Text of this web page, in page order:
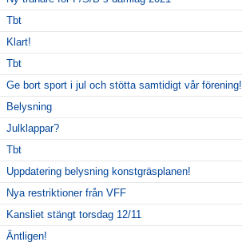
Tbt
Klart!
Tbt
Ge bort sport i jul och stötta samtidigt vår förening!
Belysning
Julklappar?
Tbt
Uppdatering belysning konstgräsplanen!
Nya restriktioner från VFF
Kansliet stängt torsdag 12/11
Äntligen!